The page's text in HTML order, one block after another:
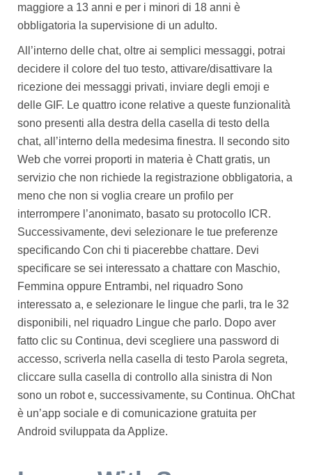
maggiore a 13 anni e per i minori di 18 anni è
obbligatoria la supervisione di un adulto.
All’interno delle chat, oltre ai semplici messaggi, potrai
decidere il colore del tuo testo, attivare/disattivare la
ricezione dei messaggi privati, inviare degli emoji e
delle GIF. Le quattro icone relative a queste funzionalità
sono presenti alla destra della casella di testo della
chat, all’interno della medesima finestra. Il secondo sito
Web che vorrei proporti in materia è Chatt gratis, un
servizio che non richiede la registrazione obbligatoria, a
meno che non si voglia creare un profilo per
interrompere l’anonimato, basato su protocollo ICR.
Successivamente, devi selezionare le tue preferenze
specificando Con chi ti piacerebbe chattare. Devi
specificare se sei interessato a chattare con Maschio,
Femmina oppure Entrambi, nel riquadro Sono
interessato a, e selezionare le lingue che parli, tra le 32
disponibili, nel riquadro Lingue che parlo. Dopo aver
fatto clic su Continua, devi scegliere una password di
accesso, scriverla nella casella di testo Parola segreta,
cliccare sulla casella di controllo alla sinistra di Non
sono un robot e, successivamente, su Continua. OhChat
è un’app sociale e di comunicazione gratuita per
Android sviluppata da Applize.